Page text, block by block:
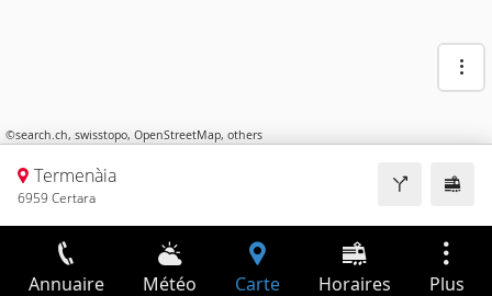
©search.ch, swisstopo, OpenStreetMap, others
Termenàia
6959 Certara
Annuaire Météo Carte Horaires Plus